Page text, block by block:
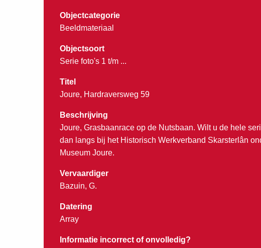
Objectcategorie
Beeldmateriaal
Objectsoort
Serie foto's 1 t/m ...
Titel
Joure, Hardraversweg 59
Beschrijving
Joure, Grasbaanrace op de Nutsbaan. Wilt u de hele
dan langs bij het Historisch Werkverband Skarsterlân
Museum Joure.
Vervaardiger
Bazuin, G.
Datering
Array
Informatie incorrect of onvolledig?